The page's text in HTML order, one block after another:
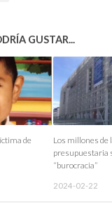
GUSTAR...
de
Los millones de
presupuestaria
“burocracia”
2024-02-22